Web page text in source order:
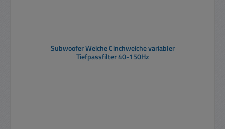
Subwoofer Weiche Cinchweiche variabler
Tiefpassfilter 40-150Hz